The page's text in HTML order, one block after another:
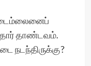
டைம்லைனைப்
தாண்டவம்.
நடந்திருக்கு?